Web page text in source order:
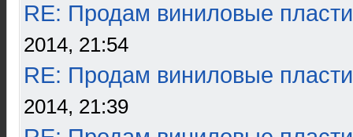
RE: Продам виниловые
2014, 21:54
RE: Продам виниловые
2014, 21:39